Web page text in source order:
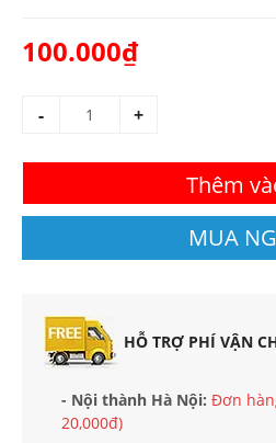
100.000₫
- +
Thêm
MUA
HỖ TRỢ PHÍ VẬN
- Nội thành Hà Nội: Đơn
20,000đ)